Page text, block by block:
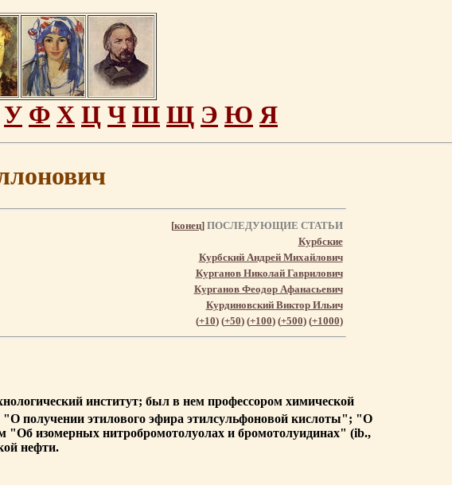
У Ф Х Ц Ч Ш Щ Э Ю Я
[конец]ПОСЛЕДУЮЩИЕ СТАТЬИ
Курбские
Курбский Андрей Михайлович
Курганов Николай Гаврилович
Курганов Феодор Афанасьевич
Курдиновский Виктор Ильич
(+10) (+50) (+100) (+500) (+1000)
институт; был в нем профессором химической
получении этилового эфира этилсульфоновой кислоты"; "О
"Об изомерных нитробромотолуолах и бромотолуидинах" (ib.,
нефти.